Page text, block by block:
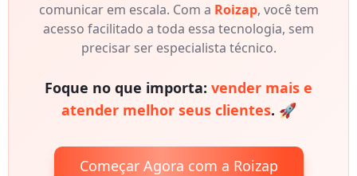
comunicar em escala. Com a Roizap, você tem
acesso facilitado a toda essa tecnologia, sem
precisar ser especialista técnico.
Foque no que importa: vender mais e
atender melhor seus clientes. 🚀
Começar Agora com a Roizap